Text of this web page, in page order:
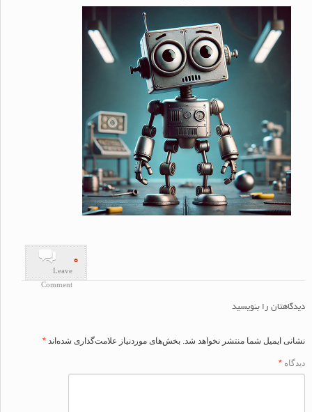
Leave
Comment
را بنویسید
ایمیل شما منتشر نخواهد شد. بخش‌های موردنیاز علامت‌گذاری شده‌اند*
*